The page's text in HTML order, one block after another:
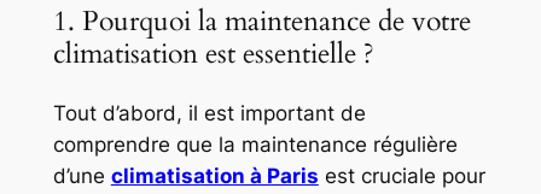
1. Pourquoi la maintenance de votre
climatisation est essentielle ?
Tout d’abord, il est important de
comprendre que la maintenance régulière
d’une climatisation à Paris est cruciale pour